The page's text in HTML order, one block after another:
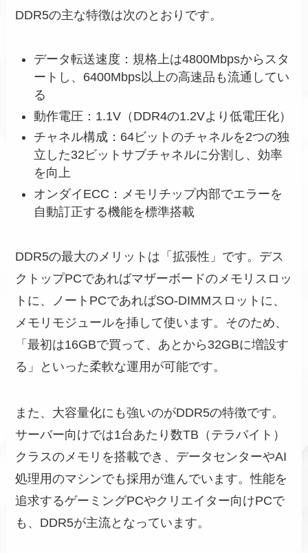
DDR5の主な特徴は次のとおりです。
データ転送速度：規格上は4800Mbpsからスタ
ートし、6400Mbps以上の高速品も流通してい
る
動作電圧：1.1V（DDR4の1.2Vより低電圧化）
チャネル構成：64ビットのチャネルを2つの独
立した32ビットサブチャネルに分割し、効率
を向上
オンダイECC：メモリチップ内部でエラーを
自動訂正する機能を標準搭載
DDR5の最大のメリットは「拡張性」です。デス
クトップPCであればマザーボードのメモリスロッ
トに、ノートPCであればSO-DIMMスロットに、
メモリモジュールを挿して使います。そのため、
「最初は16GBで買って、あとから32GBに増設す
る」といった柔軟な運用が可能です。
また、大容量化にも強いのがDDR5の特徴です。
サーバー向けでは1台あたり数TB（テラバイト）
クラスのメモリを搭載でき、データセンターやAI
処理用のマシンでも採用が進んでいます。性能を
追求するゲーミングPCやクリエイター向けPCで
も、DDR5が主流となっています。